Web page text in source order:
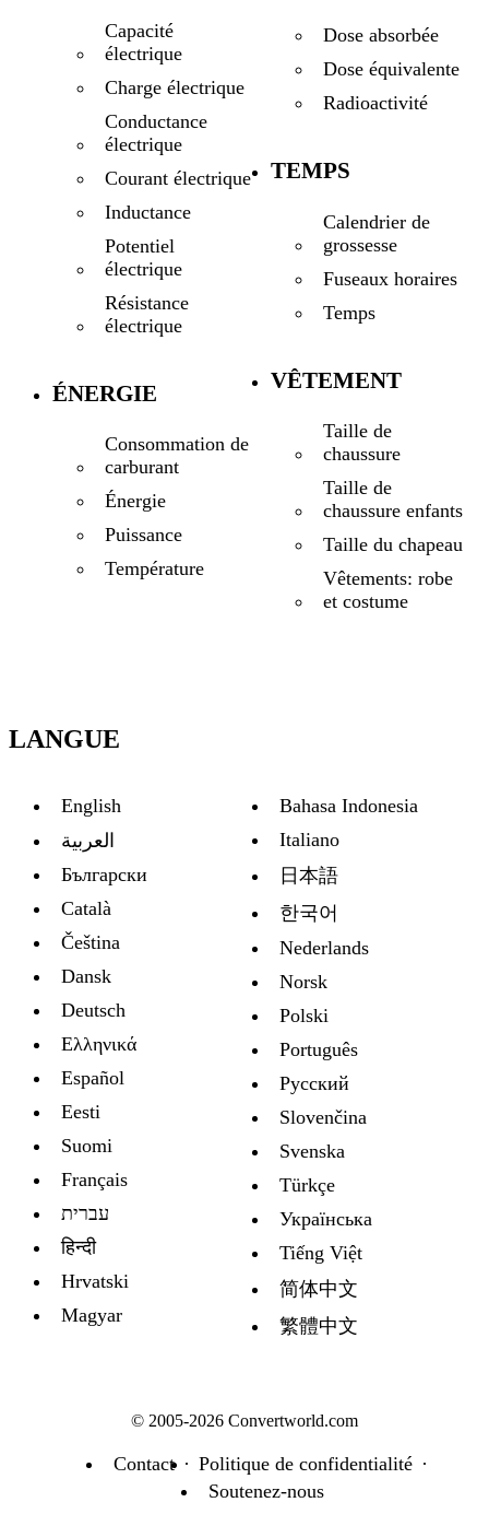
Capacité
électrique
Charge électrique
Conductance
électrique
Courant électrique
Inductance
Potentiel
électrique
Résistance
électrique
ÉNERGIE
Consommation de
carburant
Énergie
Puissance
Température
Dose absorbée
Dose équivalente
Radioactivité
TEMPS
Calendrier de
grossesse
Fuseaux horaires
Temps
VÊTEMENT
Taille de
chaussure
Taille de
chaussure enfants
Taille du chapeau
Vêtements: robe
et costume
LANGUE
English
العربية
Български
Català
Čeština
Dansk
Deutsch
Ελληνικά
Español
Eesti
Suomi
Français
עברית
हिन्दी
Hrvatski
Magyar
Bahasa Indonesia
Italiano
日本語
한국어
Nederlands
Norsk
Polski
Português
Русский
Slovenčina
Svenska
Türkçe
Украïнська
Tiếng Việt
简体中文
繁體中文
© 2005-2026 Convertworld.com
Contact
Politique de confidentialité
Soutenez-nous